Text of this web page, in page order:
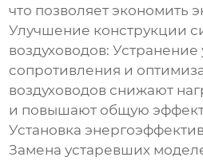
что позволяет экономить
Улучшение конструкции
воздуховодов: Устранение
сопротивления и
воздуховодов снижают
и повышают общую
Установка
Замена устаревших